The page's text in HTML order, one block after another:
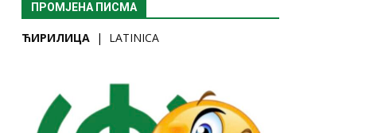
ПРОМЈЕНА ПИСМА
ЋИРИЛИЦА | LATINICA